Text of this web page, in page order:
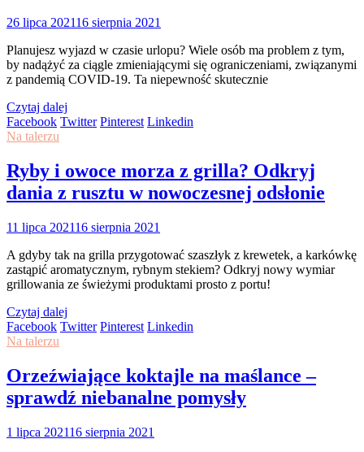
26 lipca 202116 sierpnia 2021
Planujesz wyjazd w czasie urlopu? Wiele osób ma problem z tym,
by nadążyć za ciągle zmieniającymi się ograniczeniami, związanymi
z pandemią COVID-19. Ta niepewność skutecznie
Czytaj dalej
Facebook Twitter Pinterest Linkedin
Na talerzu
Ryby i owoce morza z grilla? Odkryj
dania z rusztu w nowoczesnej odsłonie
11 lipca 202116 sierpnia 2021
A gdyby tak na grilla przygotować szaszłyk z krewetek, a karkówkę
zastąpić aromatycznym, rybnym stekiem? Odkryj nowy wymiar
grillowania ze świeżymi produktami prosto z portu!
Czytaj dalej
Facebook Twitter Pinterest Linkedin
Na talerzu
Orzeźwiające koktajle na maślance –
sprawdź niebanalne pomysły
1 lipca 202116 sierpnia 2021